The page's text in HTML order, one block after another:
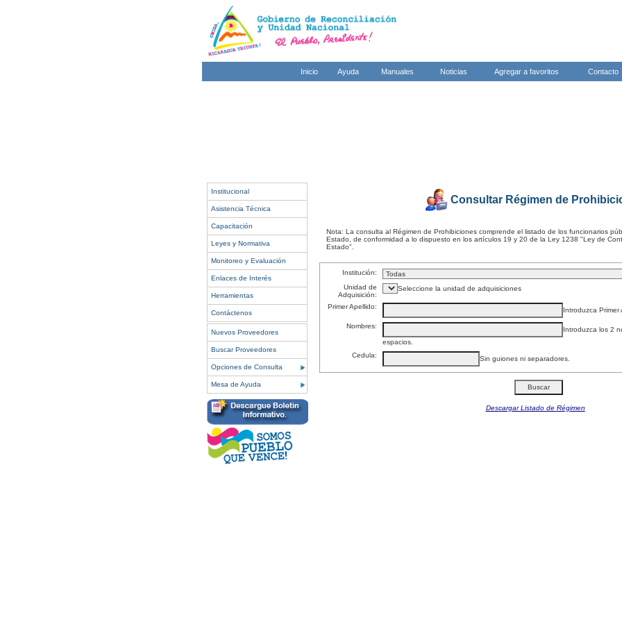
Inicio Ayuda Manuales Noticias Agregar a favoritos Contacto
Institucional
Asistencia Técnica
Capacitación
Leyes y Normativa
Monitoreo y Evaluación
Enlaces de Interés
Herramientas
Contáctenos
Nuevos Proveedores
Buscar Proveedores
Opciones de Consulta
Mesa de Ayuda
Consultar Régimen de
Nota: La consulta al Régimen de Prohibiciones comprende el listado de los funcionarios
Estado, de conformidad a lo dispuesto en los artículos 19 y 20 de la Ley 1238 "Ley de
Estado".
Institución:
Unidad de
Adquisición:
Seleccione la unidad de adquisiciones
Primer Apellido: Introduzca Primer
Nombres:
Introduzca los 2
espacios.
Cedula:
Sin guiones ni separadores.
Descargar Listado de Régimen